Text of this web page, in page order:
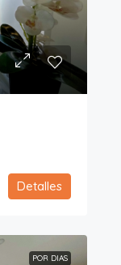
Detalles
POR DIAS